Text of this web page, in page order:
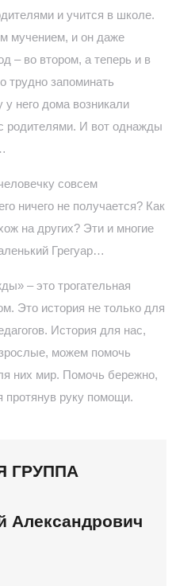
и учится в школе.
мучением, и он даже
– во втором, а теперь и в
трудно запоминать
него дома возникали
родителями. И вот однажды
совсем
ничего не получается? Как
на других? Эти и многие
Грегуар…
– это трогательная
Это история не только для
История для нас,
можем помочь
них мир. Помочь бережно,
протянув руку помощи.
ГРУППА
Александрович